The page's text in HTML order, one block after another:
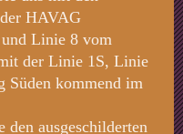
HAVAG
Linie 8 vom
der Linie 1S, Linie
Süden kommend im
ausgeschilderten